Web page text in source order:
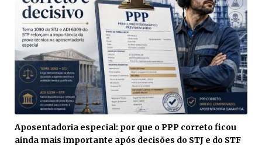
Aposentadoria especial: por que o PPP correto ficou
ainda mais importante após decisões do STJ e do STF